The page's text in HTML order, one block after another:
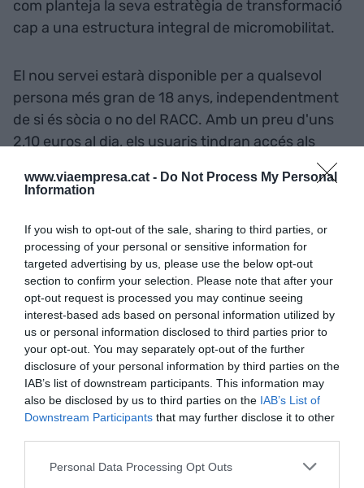
www.viaempresa.cat - Do Not Process My Personal
Information
If you wish to opt-out of the sale, sharing to third parties, or
processing of your personal or sensitive information for
targeted advertising by us, please use the below opt-out
section to confirm your selection. Please note that after your
opt-out request is processed you may continue seeing
interest-based ads based on personal information utilized by
us or personal information disclosed to third parties prior to
your opt-out. You may separately opt-out of the further
disclosure of your personal information by third parties on the
IAB’s list of downstream participants. This information may
also be disclosed by us to third parties on the IAB’s List of
Downstream Participants that may further disclose it to other
Personal Data Processing Opt Outs
com planteja la seva estratègia de transformació
cap a una estructura integral de micromobilitat.
El nou servei estarà disponible per a qualsevol
persona més gran de 18 anys, independentment
de si és sòcia o no del RACC. Amb un preu d'uns
2,10 euros al dia, els usuaris tindran accés als
assegurances personal i per robatori del vehicle
AfegirVIA Empresacom a font preferida de
Google de forma gratuïta
Estigues informat amb les últimes notícies d'actualitat
ACTIVAR ARA